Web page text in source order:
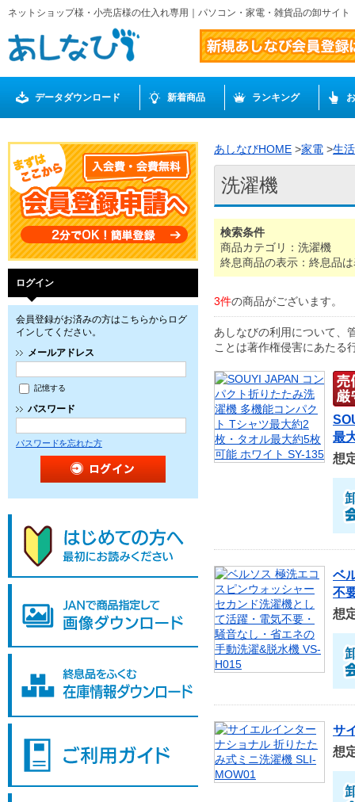
ネットショップ様・小売店様の仕入れ専用｜パソコン・家電・雑貨品の卸サイ
データダウンロード 新着商品 ランキング
ログイン
会員登録がお済みの方はこちらからログ
インしてください。
メールアドレス
記憶する
パスワード
パスワードを忘れた方
あしなびHOME >家電 >生
洗濯機
検索条件
商品カテゴリ：洗濯機
終息商品の表示：終息品
3件の商品がございます。
あしなびの利用について、
ことは著作権侵害にあたる
最
想
ベ
不
想
サ
想